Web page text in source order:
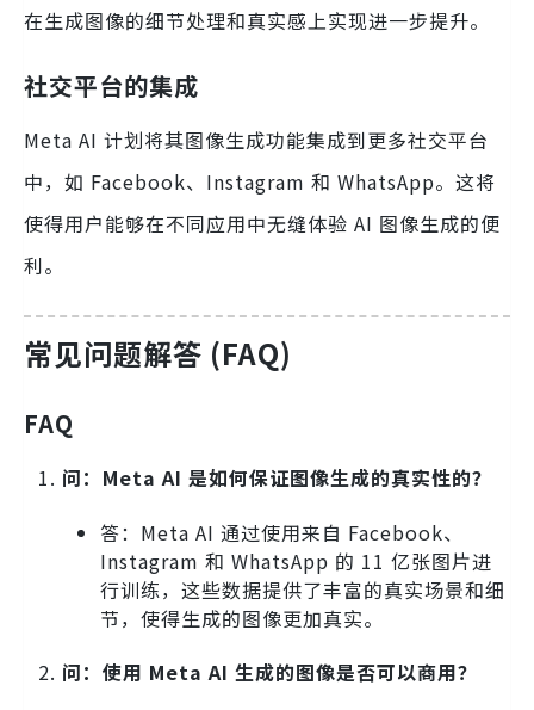
在生成图像的细节处理和真实感上实现进一步提升。
社交平台的集成
Meta AI 计划将其图像生成功能集成到更多社交平台
中，如 Facebook、Instagram 和 WhatsApp。这将
使得用户能够在不同应用中无缝体验 AI 图像生成的便
利。
常见问题解答 (FAQ)
FAQ
问：Meta AI 是如何保证图像生成的真实性的？
答：Meta AI 通过使用来自 Facebook、
Instagram 和 WhatsApp 的 11 亿张图片进
行训练，这些数据提供了丰富的真实场景和细
节，使得生成的图像更加真实。
问：使用 Meta AI 生成的图像是否可以商用？